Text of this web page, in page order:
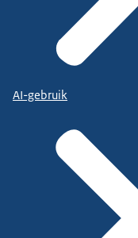
AI-gebruik